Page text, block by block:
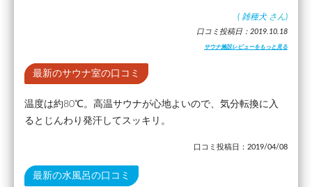
( 雑種犬 さん)
口コミ投稿日：2019.10.18
サウナ施設レビューをもっと見る
最新のサウナ室の口コミ
温度は約80℃。高温サウナが心地よいので、気分転換に入
るとじんわり発汗してスッキリ。
口コミ投稿日：2019/04/08
最新の水風呂の口コミ